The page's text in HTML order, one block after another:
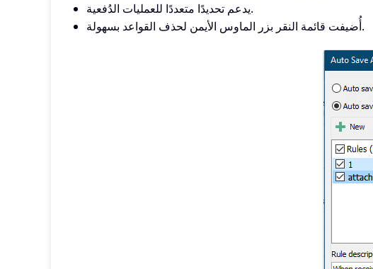
يدعم تحديدًا متعددًا للعمليات الدُفعية.
أُضيفت قائمة النقر بزر الماوس الأيمن لحذف القواعد بسهولة.